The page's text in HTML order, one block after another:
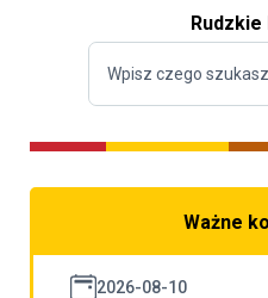
Rudzkie
Ważne
2026-08-10